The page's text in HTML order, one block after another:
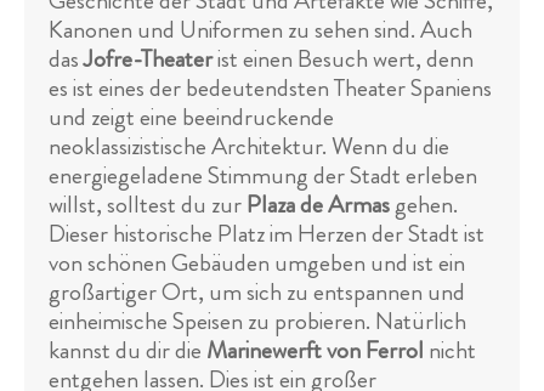
Kanonen und Uniformen zu sehen sind. Auch
dasJofre-Theaterist einen Besuch wert, denn
es ist eines der bedeutendsten Theater Spaniens
und zeigt eine beeindruckende
neoklassizistische Architektur. Wenn du die
energiegeladene Stimmung der Stadt erleben
willst, solltest du zurPlaza de Armasgehen.
Dieser historische Platz im Herzen der Stadt ist
von schönen Gebäuden umgeben und ist ein
großartiger Ort, um sich zu entspannen und
einheimische Speisen zu probieren. Natürlich
kannst du dir die Marinewerft von Ferrol nicht
entgehen lassen. Dies ist ein großer